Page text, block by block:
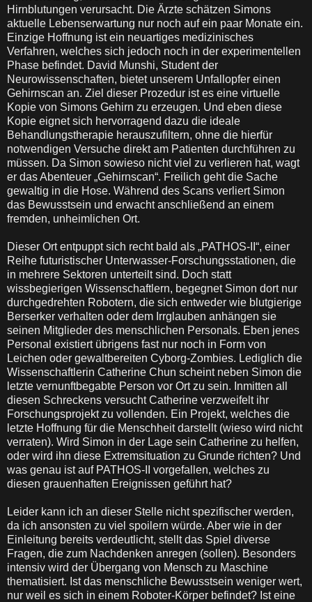
Hirnblutungen verursacht. Die Ärzte schätzen Simons
aktuelle Lebenserwartung nur noch auf ein paar Monate ein.
Einzige Hoffnung ist ein neuartiges medizinisches
Verfahren, welches sich jedoch noch in der experimentellen
Phase befindet. David Munshi, Student der
Neurowissenschaften, bietet unserem Unfallopfer einen
Gehirnscan an. Ziel dieser Prozedur ist es eine virtuelle
Kopie von Simons Gehirn zu erzeugen. Und eben diese
Kopie eignet sich hervorragend dazu die ideale
Behandlungstherapie herauszufiltern, ohne die hierfür
notwendigen Versuche direkt am Patienten durchführen zu
müssen. Da Simon sowieso nicht viel zu verlieren hat, wagt
er das Abenteuer „Gehirnscan“. Freilich geht die Sache
gewaltig in die Hose. Während des Scans verliert Simon
das Bewusstsein und erwacht anschließend an einem
fremden, unheimlichen Ort.
Dieser Ort entpuppt sich recht bald als „PATHOS-II“, einer
Reihe futuristischer Unterwasser-Forschungsstationen, die
in mehrere Sektoren unterteilt sind. Doch statt
wissbegierigen Wissenschaftlern, begegnet Simon dort nur
durchgedrehten Robotern, die sich entweder wie blutgierige
Berserker verhalten oder dem Irrglauben anhängen sie
seinen Mitglieder des menschlichen Personals. Eben jenes
Personal existiert übrigens fast nur noch in Form von
Leichen oder gewaltbereiten Cyborg-Zombies. Lediglich die
Wissenschaftlerin Catherine Chun scheint neben Simon die
letzte vernunftbegabte Person vor Ort zu sein. Inmitten all
diesen Schreckens versucht Catherine verzweifelt ihr
Forschungsprojekt zu vollenden. Ein Projekt, welches die
letzte Hoffnung für die Menschheit darstellt (wieso wird nicht
verraten). Wird Simon in der Lage sein Catherine zu helfen,
oder wird ihn diese Extremsituation zu Grunde richten? Und
was genau ist auf PATHOS-II vorgefallen, welches zu
diesen grauenhaften Ereignissen geführt hat?
Leider kann ich an dieser Stelle nicht spezifischer werden,
da ich ansonsten zu viel spoilern würde. Aber wie in der
Einleitung bereits verdeutlicht, stellt das Spiel diverse
Fragen, die zum Nachdenken anregen (sollen). Besonders
intensiv wird der Übergang von Mensch zu Maschine
thematisiert. Ist das menschliche Bewusstsein weniger wert,
nur weil es sich in einem Roboter-Körper befindet? Ist eine